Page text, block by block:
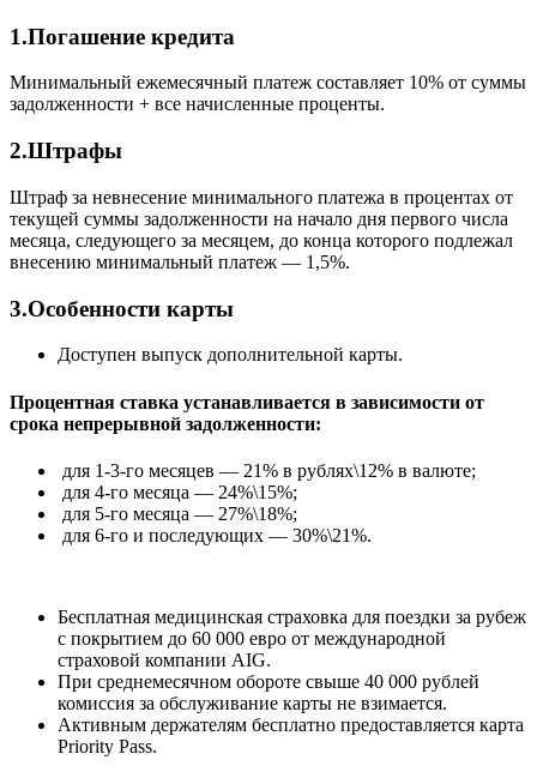
1.Погашение кредита
Минимальный ежемесячный платеж составляет 10% от суммы
задолженности + все начисленные проценты.
2.Штрафы
Штраф за невнесение минимального платежа в процентах от
текущей суммы задолженности на начало дня первого числа
месяца, следующего за месяцем, до конца которого подлежал
внесению минимальный платеж — 1,5%.
3.Особенности карты
Доступен выпуск дополнительной карты.
Процентная ставка устанавливается в зависимости от
срока непрерывной задолженности:
для 1-3-го месяцев — 21% в рублях\12% в валюте;
для 4-го месяца — 24%\15%;
для 5-го месяца — 27%\18%;
для 6-го и последующих — 30%\21%.
Бесплатная медицинская страховка для поездки за рубеж
с покрытием до 60 000 евро от международной
страховой компании AIG.
При среднемесячном обороте свыше 40 000 рублей
комиссия за обслуживание карты не взимается.
Активным держателям бесплатно предоставляется карта
Priority Pass.